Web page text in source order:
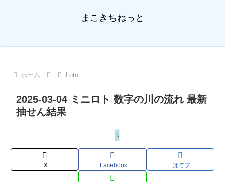
まこきちねっと
ホーム Loto
2025-03-04 ミニロト 数字の川の流れ 最新
抽せん結果
Loto
X Facebook はてブ